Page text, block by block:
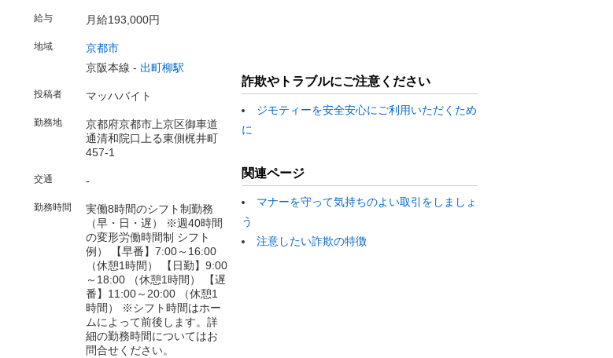
給与 月給193,000円
地域
京都市
京阪本線 - 出町柳駅
投稿者 マッハバイト
勤務地
京都府京都市上京区御車道
通清和院口上る東側梶井町
457-1
交通 -
勤務時間
実働8時間のシフト制勤務
（早・日・遅） ※週40時間
の変形労働時間制 シフト
例） 【早番】7:00～16:00
（休憩1時間） 【日勤】9:00
～18:00 （休憩1時間） 【遅
番】11:00～20:00 （休憩1
時間） ※シフト時間はホー
ムによって前後します。詳
細の勤務時間についてはお
問合せください。
詐欺やトラブルにご注意ください
ジモティーを安全安心にご利用いただくため
に
関連ページ
マナーを守って気持ちのよい取引をしましょ
う
注意したい詐欺の特徴